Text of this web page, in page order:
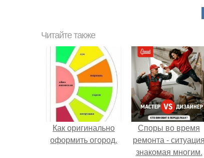
Читайте также
Как оригинально
оформить огород.
Споры во время
ремонта - ситуация
знакомая многим.